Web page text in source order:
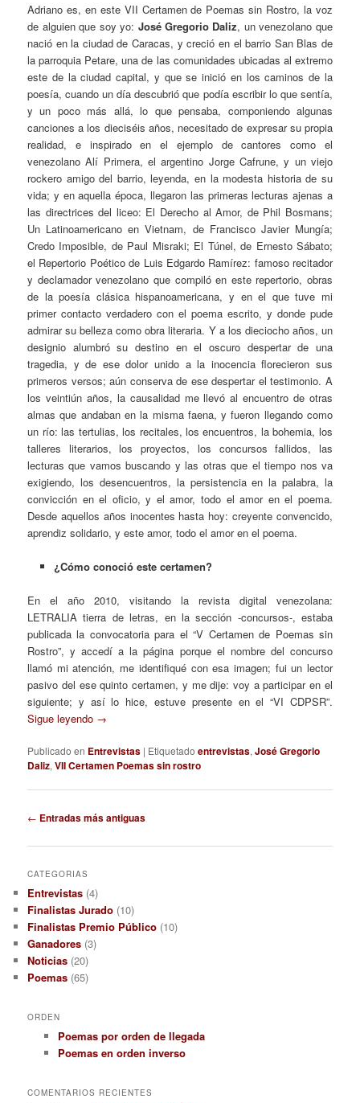
Adriano es, en este VII Certamen de Poemas sin Rostro, la voz
de alguien que soy yo: José Gregorio Daliz, un venezolano que
nació en la ciudad de Caracas, y creció en el barrio San Blas de
la parroquia Petare, una de las comunidades ubicadas al extremo
este de la ciudad capital, y que se inició en los caminos de la
poesía, cuando un día descubrió que podía escribir lo que sentía,
y un poco más allá, lo que pensaba, componiendo algunas
canciones a los dieciséis años, necesitado de expresar su propia
realidad, e inspirado en el ejemplo de cantores como el
venezolano Alí Primera, el argentino Jorge Cafrune, y un viejo
rockero amigo del barrio, leyenda, en la modesta historia de su
vida; y en aquella época, llegaron las primeras lecturas ajenas a
las directrices del liceo: El Derecho al Amor, de Phil Bosmans;
Un Latinoamericano en Vietnam, de Francisco Javier Mungía;
Credo Imposible, de Paul Misraki; El Túnel, de Ernesto Sábato;
el Repertorio Poético de Luis Edgardo Ramírez: famoso recitador
y declamador venezolano que compiló en este repertorio, obras
de la poesía clásica hispanoamericana, y en el que tuve mi
primer contacto verdadero con el poema escrito, y donde pude
admirar su belleza como obra literaria. Y a los dieciocho años, un
designio alumbró su destino en el oscuro despertar de una
tragedia, y de ese dolor unido a la inocencia florecieron sus
primeros versos; aún conserva de ese despertar el testimonio. A
los veintiún años, la causalidad me llevó al encuentro de otras
almas que andaban en la misma faena, y fueron llegando como
un río: las tertulias, los recitales, los encuentros, la bohemia, los
talleres literarios, los proyectos, los concursos fallidos, las
lecturas que vamos buscando y las otras que el tiempo nos va
exigiendo, los desencuentros, la persistencia en la palabra, la
convicción en el oficio, y el amor, todo el amor en el poema.
Desde aquellos años inocentes hasta hoy: creyente convencido,
aprendiz solidario, y este amor, todo el amor en el poema.
¿Cómo conoció este certamen?
En el año 2010, visitando la revista digital venezolana:
LETRALIA tierra de letras, en la sección -concursos-, estaba
publicada la convocatoria para el “V Certamen de Poemas sin
Rostro”, y accedí a la página porque el nombre del concurso
llamó mi atención, me identifiqué con esa imagen; fui un lector
pasivo del ese quinto certamen, y me dije: voy a participar en el
siguiente; y así lo hice, estuve presente en el “VI CDPSR”.
Sigue leyendo →
Publicado en Entrevistas | Etiquetado entrevistas,José Gregorio
Daliz,VII Certamen Poemas sin rostro
Navegación
entradas
← Entradas más antiguas
CATEGORIAS
Entrevistas (4)
Finalistas Jurado (10)
Finalistas Premio Público (10)
Ganadores (3)
Noticias (20)
Poemas (65)
ORDEN
Poemas por orden de llegada
Poemas en orden inverso
COMENTARIOS RECIENTES